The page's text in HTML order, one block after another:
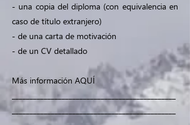
- una copia del diploma (con equivalencia en
caso de título extranjero)
- de una carta de motivación
- de un CV detallado
Más información AQUÍ
______________________________________________
______________________________________________